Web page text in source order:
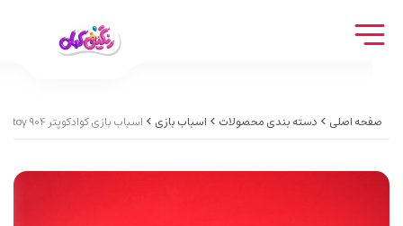
صفحه اصلی دسته بندی محصولات اسباب بازی اسباب بازی کوادکوپتر Quadcopter toy 904